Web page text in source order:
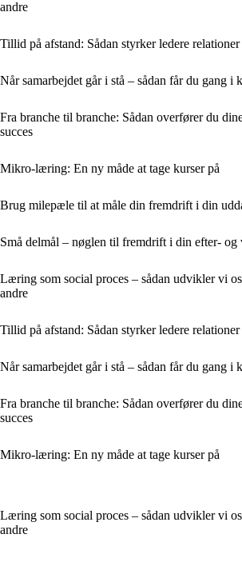
andre
Tillid på afstand: Sådan styrker ledere
Når samarbejdet går i stå – sådan får du gang i
Fra branche til branche: Sådan overfører du
succes
Mikro-læring: En ny måde at tage kurser på
Brug milepæle til at måle din fremdrift i din
Små delmål – nøglen til fremdrift i din efter- og
Læring som social proces – sådan udvikler vi
andre
Tillid på afstand: Sådan styrker ledere
Når samarbejdet går i stå – sådan får du gang i
Fra branche til branche: Sådan overfører du
succes
Mikro-læring: En ny måde at tage kurser på
Læring som social proces – sådan udvikler vi
andre